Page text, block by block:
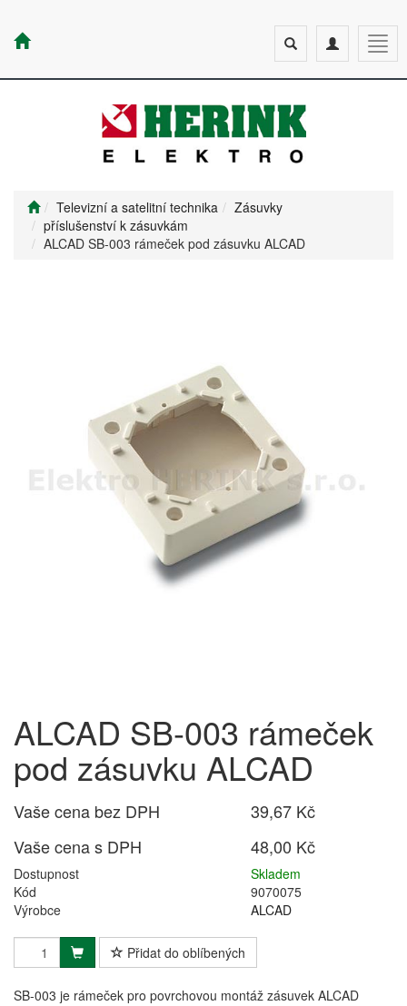
Toggle
navigation
Toggle
search
Televizní a satelitní technika
Zásuvky
příslušenství k zásuvkám
ALCAD SB-003 rámeček pod zásuvku ALCAD
ALCAD SB-003 rámeček
pod zásuvku ALCAD
Vaše cena bez DPH
39,67 Kč
Vaše cena s DPH
48,00 Kč
Dostupnost
Skladem
Kód
9070075
Výrobce
ALCAD
Přidat do oblíbených
SB-003 je rámeček pro povrchovou montáž zásuvek ALCAD